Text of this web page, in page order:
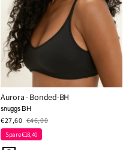
Aurora - Bonded-BH
snuggs BH
€27,60 €46,00
Spare €18,40